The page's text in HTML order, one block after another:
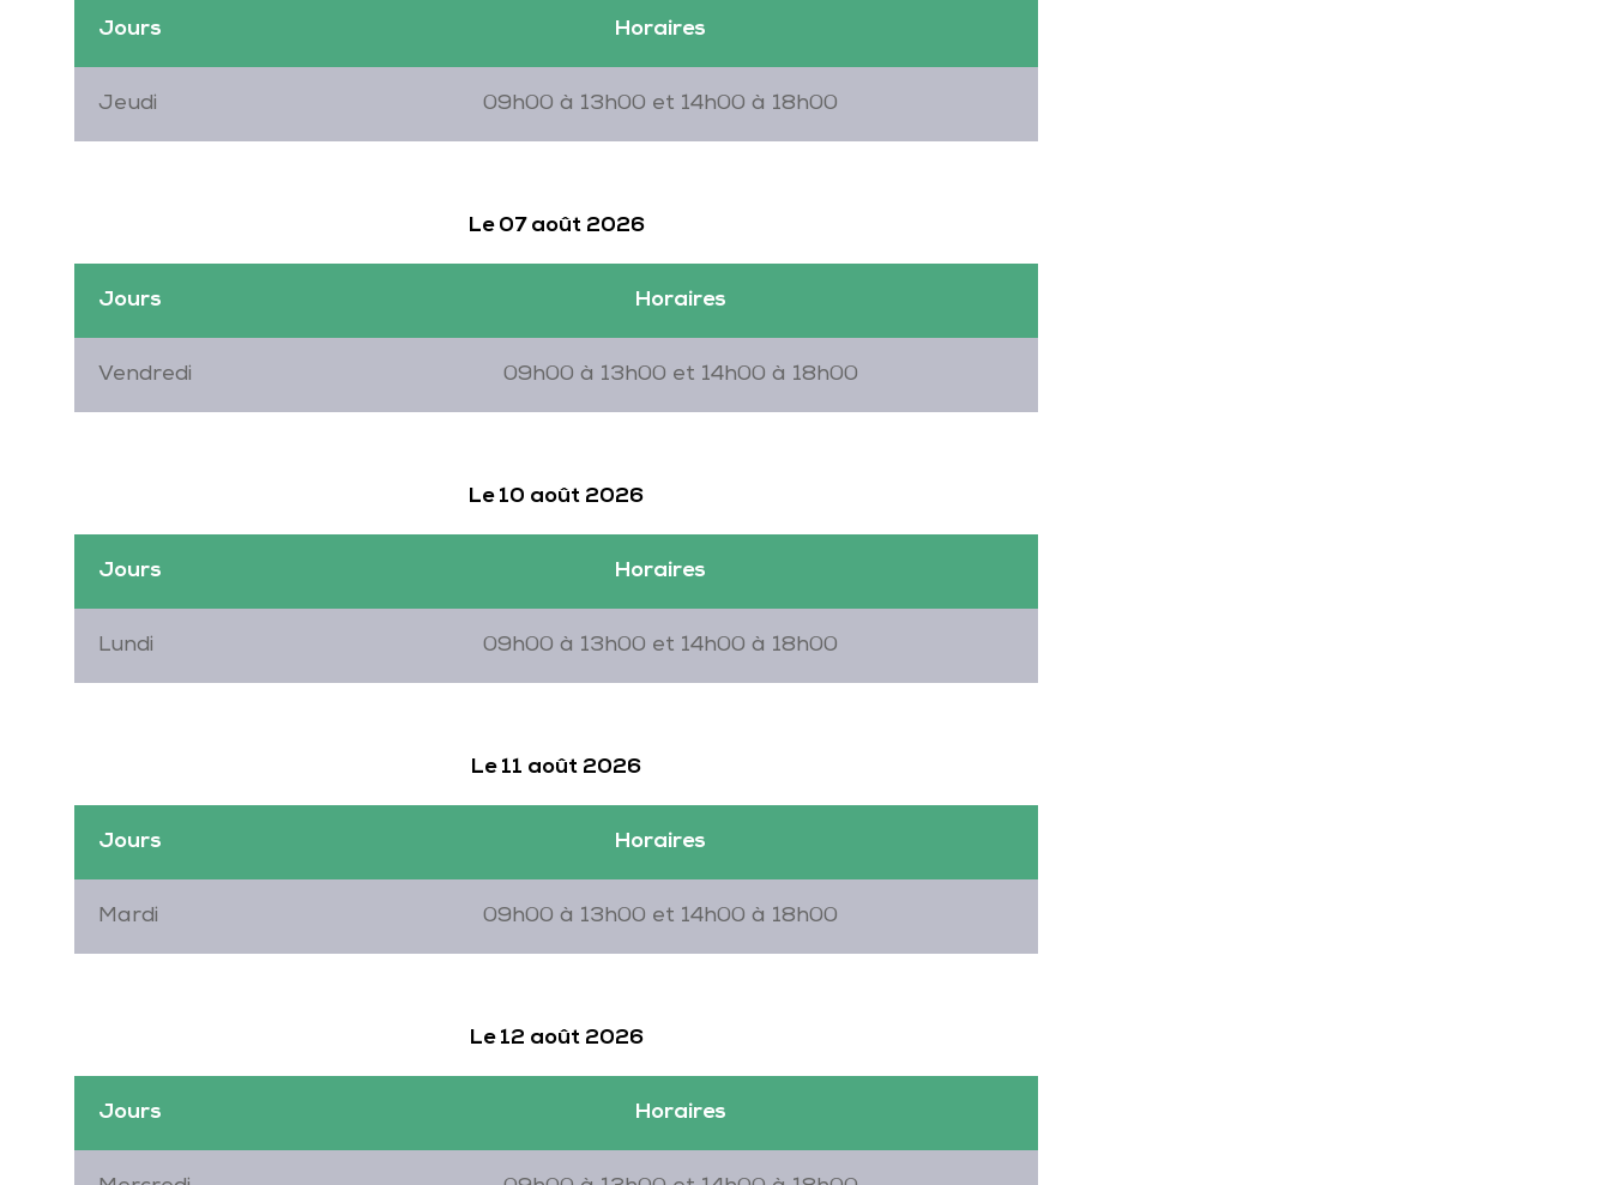
Jours Horaires
Jeudi 09h00 à 13h00 et 14h00 à 18h00
Le 07 août 2026
Jours Horaires
Vendredi 09h00 à 13h00 et 14h00 à 18h00
Le 10 août 2026
Jours Horaires
Lundi 09h00 à 13h00 et 14h00 à 18h00
Le 11 août 2026
Jours Horaires
Mardi 09h00 à 13h00 et 14h00 à 18h00
Le 12 août 2026
Jours Horaires